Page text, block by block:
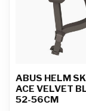
ABUS HELM
ACE VELVET
52-56CM